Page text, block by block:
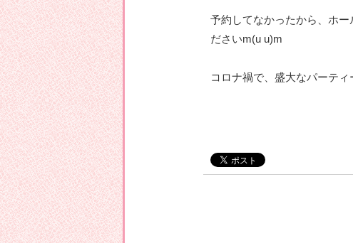
予約してなかったから、ホ
ださいm(u u)m
コロナ禍で、盛大なパーティ